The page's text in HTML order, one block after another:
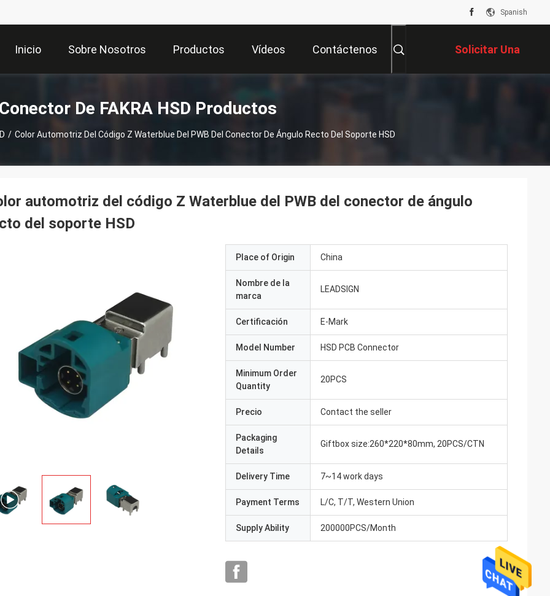
Spanish
Inicio Sobre Nosotros Productos Vídeos Contáctenos Solicitar Una
Cotización
De FAKRA HSD Productos
/ Color Automotriz Del Código Z Waterblue Del PWB Del Conector De Ángulo Recto Del Soporte HSD
automotriz del código Z Waterblue del PWB del conector de ángulo
del soporte HSD
Place of Origin China
Nombre de la
marca
LEADSIGN
Certificación E-Mark
Model Number HSD PCB Connector
Minimum Order
Quantity
20PCS
Precio Contact the seller
Packaging
Details
Giftbox size:260*220*80mm, 20PCS/CTN
Delivery Time 7~14 work days
Payment Terms L/C, T/T, Western Union
Supply Ability 200000PCS/Month